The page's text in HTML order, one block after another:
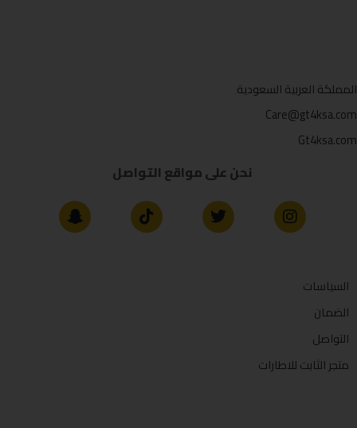
المملكة العربية السعودية
Care@gt4ksa.com
Gt4ksa.com
نحن على مواقع التواصل
السياسات
الضمان
التواصل
متجر الثابت للاطارات